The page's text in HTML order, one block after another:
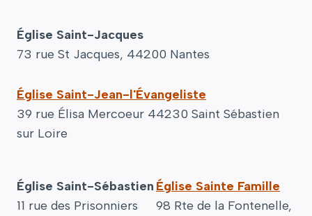
Église Saint-Jacques
73 rue St Jacques, 44200 Nantes
Église Saint-Jean-l'Évangeliste
39 rue Élisa Mercoeur 44230 Saint Sébastien
sur Loire
Église Saint-Sébastien
11 rue des Prisonniers
Église Sainte Famille
98 Rte de la Fontenelle,